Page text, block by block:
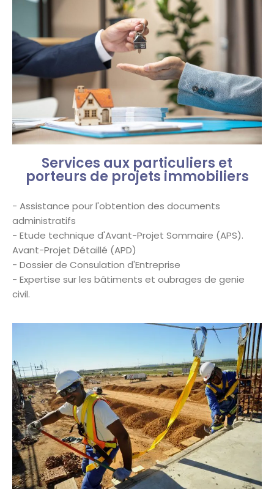
Services aux particuliers et
porteurs de projets immobiliers
- Assistance pour l'obtention des documents
administratifs
- Etude technique d'Avant-Projet Sommaire (APS).
Avant-Projet Détaillé (APD)
- Dossier de Consulation d'Entreprise
- Expertise sur les bâtiments et oubrages de genie
civil.